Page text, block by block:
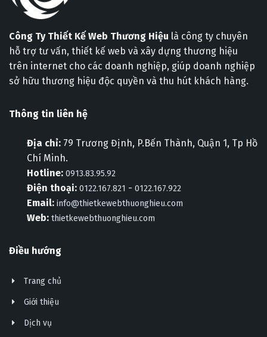
Công Ty Thiết Kế Web Thương Hiệu là công ty chuyên
hỗ trợ tư vấn, thiết kế web và xây dựng thương hiệu
trên internet cho các doanh nghiệp, giúp doanh nghiệp
sở hữu thương hiệu độc quyền và thu hút khách hàng.
Thông tin liên hệ
Địa chỉ: 79 Trương Định, P.Bến Thành, Quận 1, Tp Hồ
Chí Minh.
Hotline: 0913.83.95.92
Điện thoại: 0122.167.821 - 0122.167.922
Email: info@thietkewebthuonghieu.com
Web: thietkewebthuonghieu.com
Điều hướng
Trang chủ
Giới thiệu
Dịch vụ